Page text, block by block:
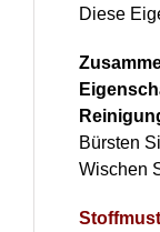
Diese
Bürsten
Wischen